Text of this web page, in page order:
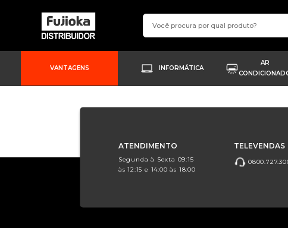
VANTAGENS INFORMÁTICA
AR
ATENDIMENTO
Segunda à Sexta 09:15
às 12:15 e 14:00 às 18:00
TELEVENDAS